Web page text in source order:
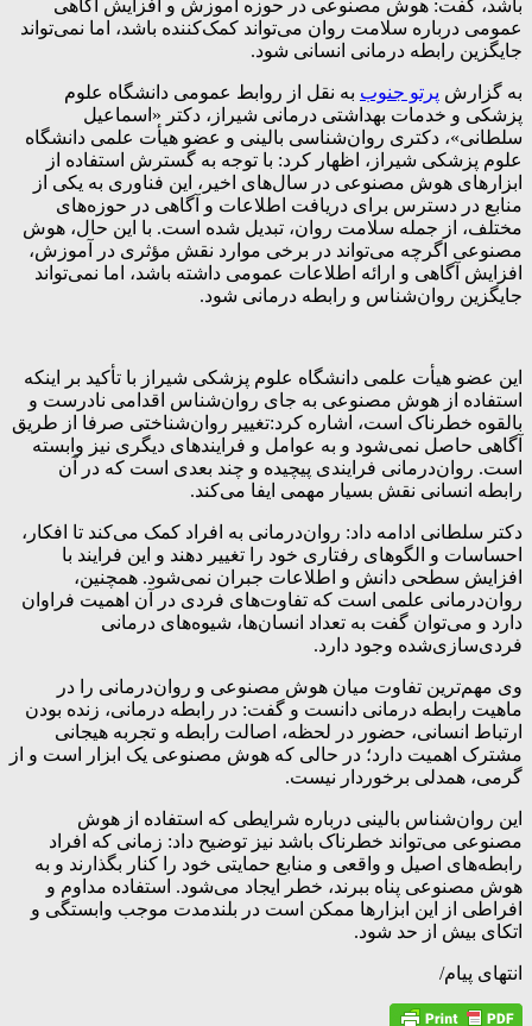
باشد، گفت: هوش مصنوعی در حوزه آموزش و افزایش آگاهی
عمومی درباره سلامت روان می‌تواند کمک‌کننده باشد، اما نمی‌تواند
جایگزین رابطه درمانی انسانی شود.
به گزارش پرتو جنوب به نقل از روابط عمومی دانشگاه علوم
پزشکی و خدمات بهداشتی درمانی شیراز، دکتر «اسماعیل
سلطانی»، دکتری روان‌شناسی بالینی و عضو هیأت علمی دانشگاه
علوم پزشکی شیراز، اظهار کرد: با توجه به گسترش استفاده از
ابزارهای هوش مصنوعی در سال‌های اخیر، این فناوری به یکی از
منابع در دسترس برای دریافت اطلاعات و آگاهی در حوزه‌های
مختلف، از جمله سلامت روان، تبدیل شده است. با این حال، هوش
مصنوعی اگرچه می‌تواند در برخی موارد نقش مؤثری در آموزش،
افزایش آگاهی و ارائه اطلاعات عمومی داشته باشد، اما نمی‌تواند
جایگزین روان‌شناس و رابطه درمانی شود.
این عضو هیأت علمی دانشگاه علوم پزشکی شیراز با تأکید بر اینکه
استفاده از هوش مصنوعی به جای روان‌شناس اقدامی نادرست و
بالقوه خطرناک است، اشاره کرد:تغییر روان‌شناختی صرفا از طریق
آگاهی حاصل نمی‌شود و به عوامل و فرایندهای دیگری نیز وابسته
است. روان‌درمانی فرایندی پیچیده و چند بعدی است که در آن
رابطه انسانی نقش بسیار مهمی ایفا می‌کند.
دکتر سلطانی ادامه داد: روان‌درمانی به افراد کمک می‌کند تا افکار،
احساسات و الگوهای رفتاری خود را تغییر دهند و این فرایند با
افزایش سطحی دانش و اطلاعات جبران نمی‌شود. همچنین،
روان‌درمانی علمی است که تفاوت‌های فردی در آن اهمیت فراوان
دارد و می‌توان گفت به تعداد انسان‌ها، شیوه‌های درمانی
فردی‌سازی‌شده وجود دارد.
وی مهم‌ترین تفاوت میان هوش مصنوعی و روان‌درمانی را در
ماهیت رابطه درمانی دانست و گفت: در رابطه درمانی، زنده بودن
ارتباط انسانی، حضور در لحظه، اصالت رابطه و تجربه هیجانی
مشترک اهمیت دارد؛ در حالی که هوش مصنوعی یک ابزار است و از
گرمی، همدلی برخوردار نیست.
این روان‌شناس بالینی درباره شرایطی که استفاده از هوش
مصنوعی می‌تواند خطرناک باشد نیز توضیح داد: زمانی که افراد
رابطه‌های اصیل و واقعی و منابع حمایتی خود را کنار بگذارند و به
هوش مصنوعی پناه ببرند، خطر ایجاد می‌شود. استفاده مداوم و
افراطی از این ابزارها ممکن است در بلندمدت موجب وابستگی و
اتکای بیش از حد شود.
انتهای پیام/